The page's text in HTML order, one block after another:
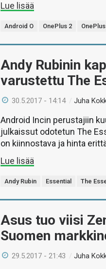
Lue lisää
Android O OnePlus 2
Andy Rubinin
varustettu The
30.5.2017 - 14:14 /Juha
Android Incin perustajiin
julkaissut odotetun The
on kiinnostava ja hinta
Lue lisää
Andy Rubin Essential The
Asus tuo viisi
Suomen
29.5.2017 - 21:43 /Juha